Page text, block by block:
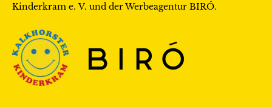
Kinderkram e. V. und der Werbeagentur BIRÓ.